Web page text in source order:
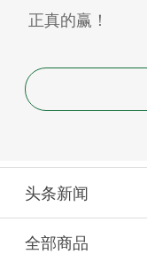
正真的赢！
头条新闻
全部商品